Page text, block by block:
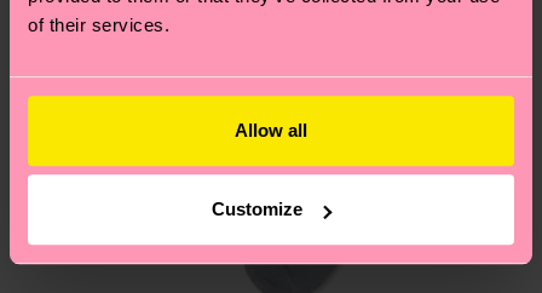
of their services.
Allow all
Customize